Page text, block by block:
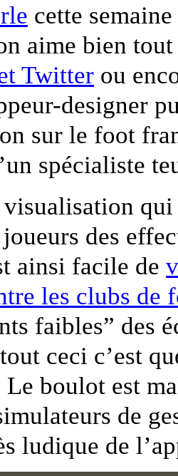
cette semaine
aime bien
Twitter ou
designer
sur le foot
spécialiste
visualisation
des
ainsi facile de
les clubs de
faibles” des
ceci c’est
boulot est
de
ludique de